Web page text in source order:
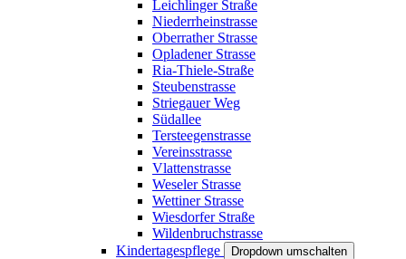
Leichlinger Straße
Niederrheinstrasse
Oberrather Strasse
Opladener Strasse
Ria-Thiele-Straße
Steubenstrasse
Striegauer Weg
Südallee
Tersteegenstrasse
Vereinsstrasse
Vlattenstrasse
Weseler Strasse
Wettiner Strasse
Wiesdorfer Straße
Wildenbruchstrasse
Kindertagespflege
Dropdown umschalten